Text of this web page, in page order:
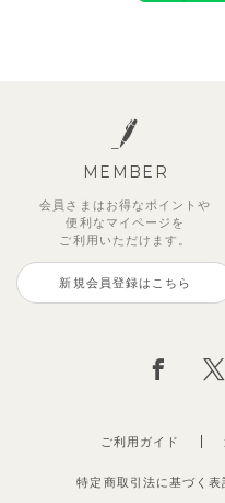
MEMBER
会員さまはお得なポイントや
便利な マイページを
ご利用いただけます。
新規会員登録はこちら
ご利用ガイド
特定商取引法に基づく表